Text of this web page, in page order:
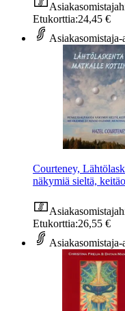
Etukorttia:24,45 €
Asiakasomistaja-
Courteney,
näkymiä sieltä,
Etukorttia:26,55 €
Asiakasomistaja-